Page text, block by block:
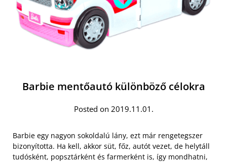
Barbie mentőautó különböző célokra
Posted on 2019.11.01.
Barbie egy nagyon sokoldalú lány, ezt már rengetegszer
bizonyította. Ha kell, akkor süt, főz, autót vezet, de helytáll
tudósként, popsztárként és farmerként is, így mondhatni,